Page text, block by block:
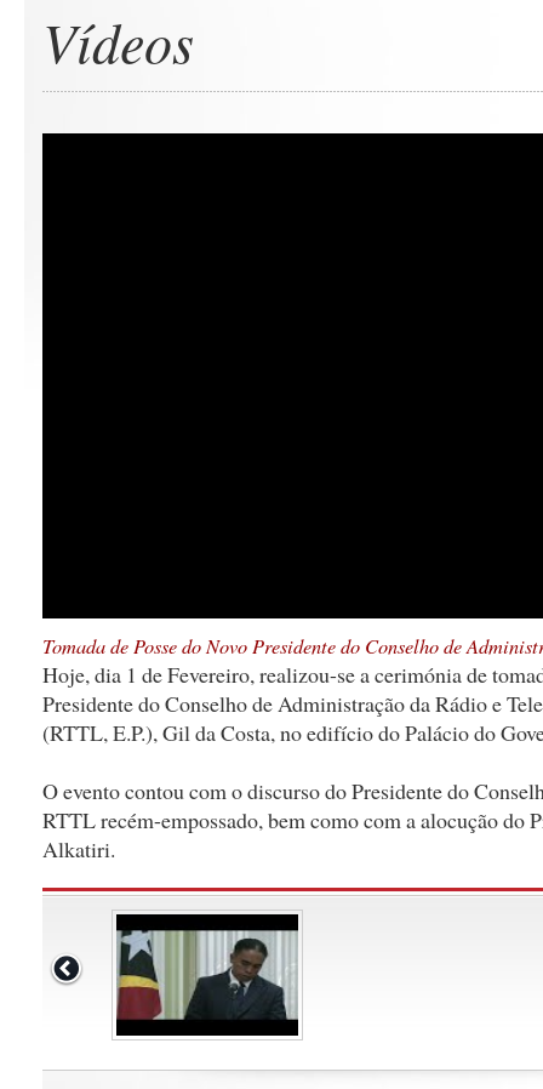
Vídeos
Tomada de Posse do Novo Presidente do Conselho de
Hoje, dia 1 de Fevereiro, realizou-se a cerimónia de
Presidente do Conselho de Administração da Rádio e
(RTTL, E.P.), Gil da Costa, no edifício do Palácio do
O evento contou com o discurso do Presidente do
RTTL recém-empossado, bem como com a alocução
Alkatiri.